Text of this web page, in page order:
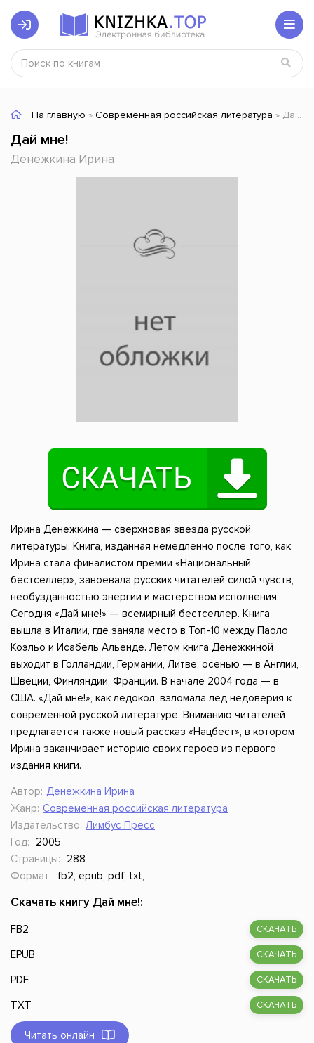
На главную » Современная российская литература » Дай мне!
Дай мне!
Денежкина Ирина
Ирина Денежкина — сверхновая звезда русской
литературы. Книга, изданная немедленно после того, как
Ирина стала финалистом премии «Национальный
бестселлер», завоевала русских читателей силой чувств,
необузданностью энергии и мастерством исполнения.
Сегодня «Дай мне!» — всемирный бестселлер. Книга
вышла в Италии, где заняла место в Топ-10 между Паоло
Коэльо и Исабель Альенде. Летом книга Денежкиной
выходит в Голландии, Германии, Литве, осенью — в Англии,
Швеции, Финляндии, Франции. В начале 2004 года — в
США. «Дай мне!», как ледокол, взломала лед недоверия к
современной русской литературе. Вниманию читателей
предлагается также новый рассказ «Нацбест», в котором
Ирина заканчивает историю своих героев из первого
издания книги.
Автор: Денежкина Ирина
Жанр: Современная российская литература
Издательство: Лимбус Пресс
Год:
2005
Страницы:
288
Формат:
fb2, epub, pdf, txt,
Скачать книгу Дай мне!:
FB2 СКАЧАТЬ
EPUB СКАЧАТЬ
PDF СКАЧАТЬ
TXT СКАЧАТЬ
Читать онлайн